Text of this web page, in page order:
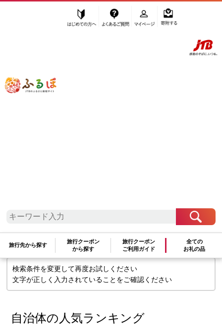
ふるぽ JTBのふるさと納税サイト
旅行先から探す
旅行クーポン
から探す
旅行クーポン
ご利用ガイド
全ての
お礼の品
「ふるさと納税」TOP
検索条件に一致するお礼の品はありま
検索条件を変更して再度お試しください
文字が正しく入力されていることをご確認ください
自治体の人気ランキング